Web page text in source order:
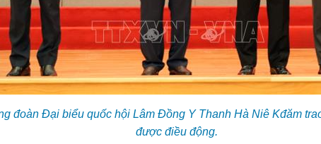
đoàn Đại biểu quốc hội Lâm Đồng Y Thanh Hà Niê Kđăm
được điều động.